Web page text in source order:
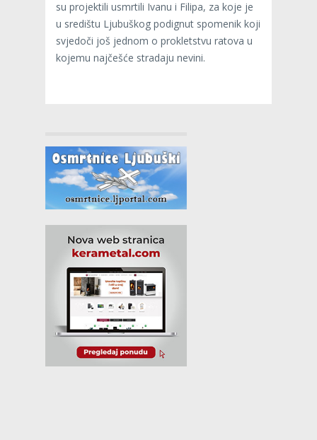
su projektili usmrtili Ivanu i Filipa, za koje je
u središtu Ljubuškog podignut spomenik koji
svjedoči još jednom o prokletstvu ratova u
kojemu najčešće stradaju nevini.